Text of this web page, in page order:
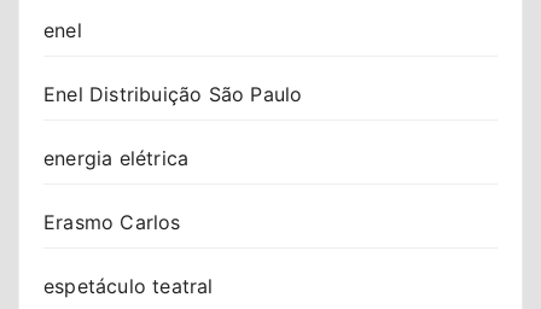
enel
Enel Distribuição São Paulo
energia elétrica
Erasmo Carlos
espetáculo teatral